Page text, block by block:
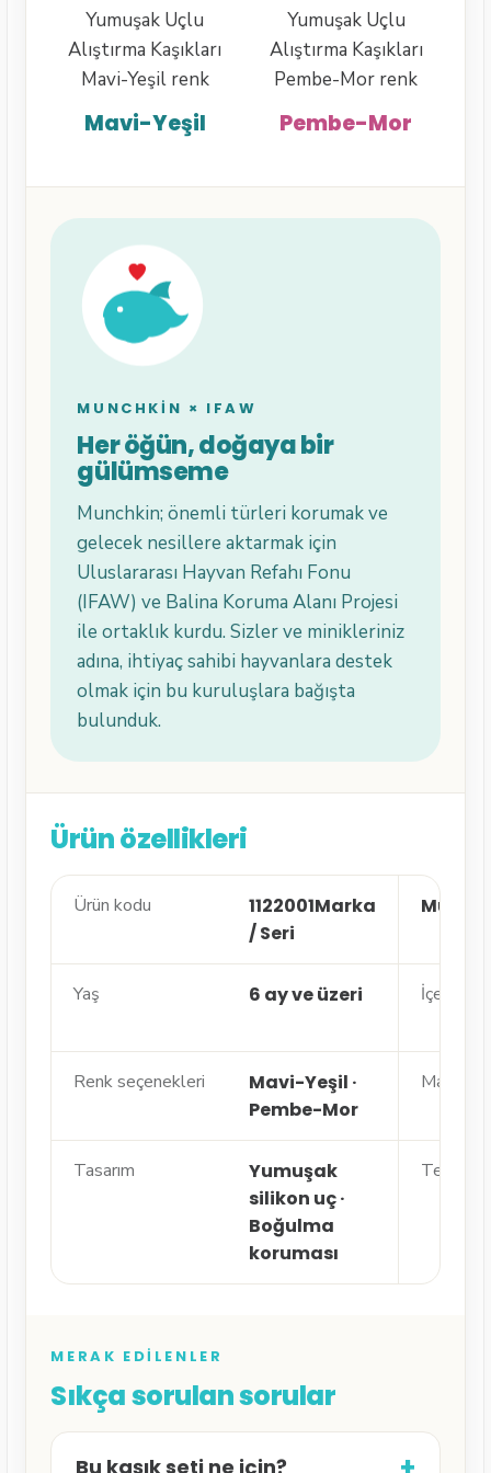
Mavi-Yeşil Pembe-Mor
MUNCHKIN × IFAW
Her öğün, doğaya bir
gülümseme
Munchkin; önemli türleri korumak ve
gelecek nesillere aktarmak için
Uluslararası Hayvan Refahı Fonu
(IFAW) ve Balina Koruma Alanı Projesi
ile ortaklık kurdu. Sizler ve minikleriniz
adına, ihtiyaç sahibi hayvanlara destek
olmak için bu kuruluşlara bağışta
bulunduk.
Ürün özellikleri
Ürün kodu 1122001Marka
/ Seri
Yaş 6 ay ve üzeri İçerik
Renk seçenekleri
Mavi-Yeşil ·
Pembe-Mor
Tasarım
Yumuşak
silikon uç ·
Boğulma
koruması
Temizlik
MERAK EDILENLER
Sıkça sorulan sorular
Bu kaşık seti ne için?